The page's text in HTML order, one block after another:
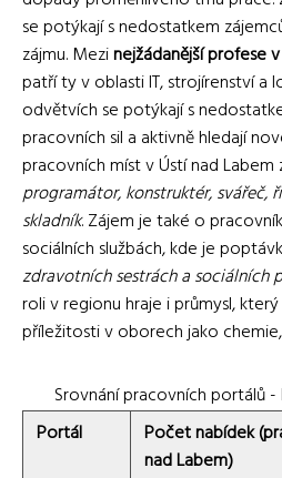
se potýkají s nedostatkem
zájmu. Mezinejžádanější profese
patří ty v oblasti IT, strojírenství a
odvětvích se potýkají s
pracovních sil a aktivně hledají
pracovních míst v Ústí nad
programátor, konstruktér, svářeč,
skladník. Zájem je také o
sociálních službách, kde je
zdravotních sestrách a sociálních
roli v regionu hraje i průmysl,
příležitosti v oborech jako
Srovnání pracovních portálů -
Portál
Počet nabídek
nad Labem)